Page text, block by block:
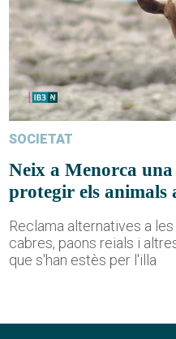
SOCIETAT
Neix a Menorca
protegir els animals
Reclama alternatives a
cabres, paons reials i
que s'han estès per l'illa